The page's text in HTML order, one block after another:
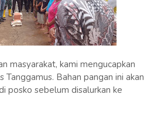
masyarakat, kami mengucapkan
Bahan pangan ini akan
posko sebelum disalurkan ke